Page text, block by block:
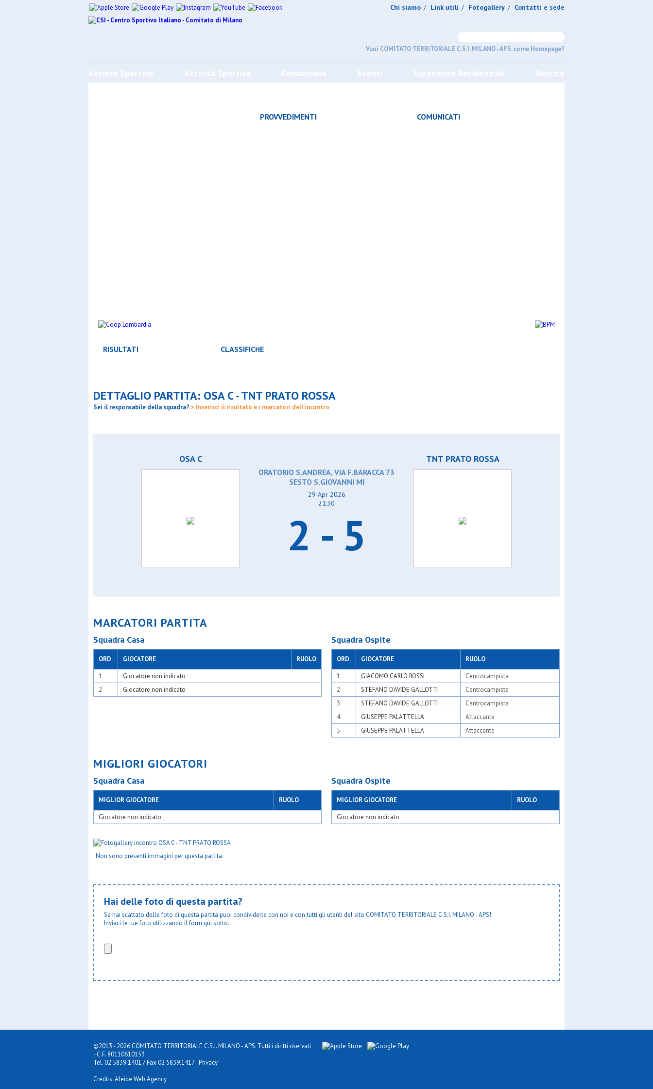
Chi siamo / Link utili / Fotogallery / Contatti e sede
Vuoi COMITATO TERRITORIALE C.S.I. MILANO - APS. come Homepage?
Società Sportive Attività Sportiva Formazione Eventi Esperienze Residenziali Notizie
PROVVEDIMENTI COMUNICATI
RISULTATI CLASSIFICHE
DETTAGLIO PARTITA: OSA C - TNT PRATO ROSSA
Sei il responsabile della squadra? > Inserisci il risultato e i marcatori dell'incontro
OSA C
ORATORIO S.ANDREA, VIA F.BARACCA 73
SESTO S.GIOVANNI MI
29 Apr 2026
21:30
2 - 5
TNT PRATO ROSSA
MARCATORI PARTITA
Squadra Casa
ORD. GIOCATORE RUOLO
1
Giocatore non indicato
2
Giocatore non indicato
Squadra Ospite
ORD. GIOCATORE RUOLO
1 GIACOMO CARLO ROSSI
Centrocampista
2
STEFANO DAVIDE GALLOTTI
Centrocampista
3
STEFANO DAVIDE GALLOTTI
Centrocampista
4
GIUSEPPE PALATTELLA
Attaccante
5
GIUSEPPE PALATTELLA Attaccante
MIGLIORI GIOCATORI
Squadra Casa
MIGLIOR GIOCATORE RUOLO
Giocatore non indicato
Squadra Ospite
MIGLIOR GIOCATORE RUOLO
Giocatore non indicato
Non sono presenti immagini per questa partita.
Hai delle foto di questa partita?
Se hai scattato delle foto di questa partita puoi condividerle con noi e con tutti gli utenti del sito COMITATO TERRITORIALE C.S.I. MILANO - APS!
Inviaci le tue foto utilizzando il form qui sotto.
©2013 - 2026 COMITATO TERRITORIALE C.S.I. MILANO - APS. Tutti i diritti riservati
- C.F. 80110610153
Tel. 02 5839.1401 / Fax 02 5839.1417-Privacy
Credits: Aleide Web Agency